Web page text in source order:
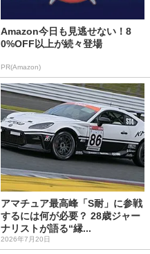
Amazon今日も見逃せない！8
0%OFF以上が続々登場
PR(Amazon)
アマチュア最高峰「S耐」に参戦
するには何が必要？ 28歳ジャー
ナリストが語る“縁...
2026年7月20日